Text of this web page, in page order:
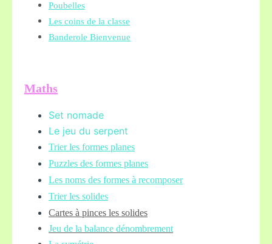
Poubelles
Les coins de la classe
Banderole Bienvenue
Maths
Set nomade
Le jeu du serpent
Trier les formes planes
Puzzles des formes planes
Les noms des formes à recomposer
Trier les solides
Cartes à pinces les solides
Jeu de la balance dénombrement